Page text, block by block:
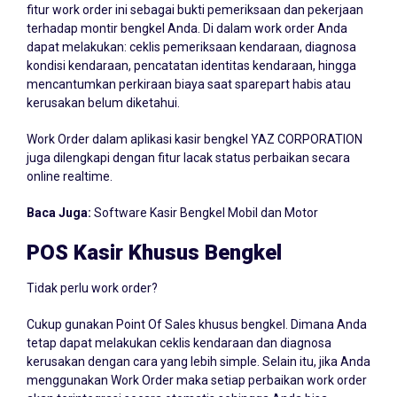
fitur work order ini sebagai bukti pemeriksaan dan pekerjaan
terhadap montir bengkel Anda. Di dalam work order Anda
dapat melakukan: ceklis pemeriksaan kendaraan, diagnosa
kondisi kendaraan, pencatatan identitas kendaraan, hingga
mencantumkan perkiraan biaya saat sparepart habis atau
kerusakan belum diketahui.
Work Order dalam aplikasi kasir bengkel YAZ CORPORATION
juga dilengkapi dengan fitur lacak status perbaikan secara
online realtime.
Baca Juga: Software Kasir Bengkel Mobil dan Motor
POS Kasir Khusus Bengkel
Tidak perlu work order?
Cukup gunakan Point Of Sales khusus bengkel. Dimana Anda
tetap dapat melakukan ceklis kendaraan dan diagnosa
kerusakan dengan cara yang lebih simple. Selain itu, jika Anda
menggunakan Work Order maka setiap perbaikan work order